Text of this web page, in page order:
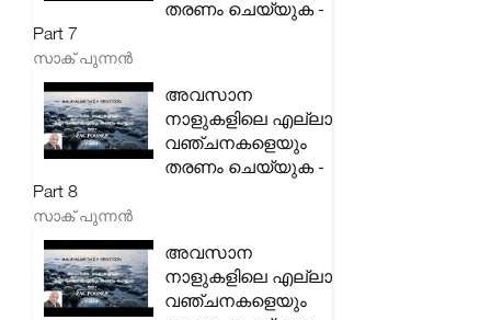
തരണം ചെയ്യുക -
Part 7
സാക് പുന്നൻ
അവസാന
നാളുകളിലെ എല്ലാ
വഞ്ചനകളെയും
തരണം ചെയ്യുക -
Part 8
സാക് പുന്നൻ
അവസാന
നാളുകളിലെ എല്ലാ
വഞ്ചനകളെയും